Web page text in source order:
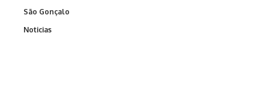
São Gonçalo
Noticias